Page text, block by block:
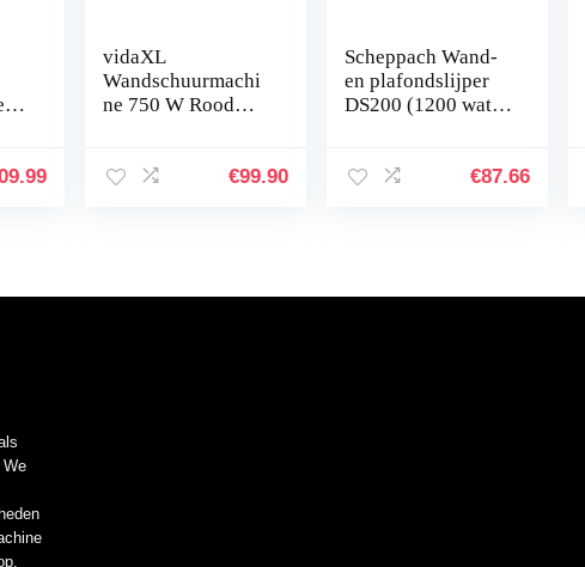
vidaXL
Wandschuurmachi
ne 750 W Rood
Machine
€99.90
Scheppach Wand-
en plafondslijper
DS200 (1200 watt,
ergonomische
€87.66